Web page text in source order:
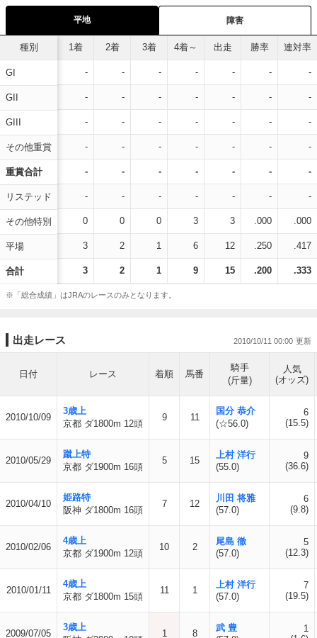
平地 障害
種別
GI
GII
GIII
その他重賞
重賞合計
リステッド
その他特別
平場
合計
1着 2着 3着 4着～ 出走 勝率 連対率
- - - - - - -
- - - - - - -
- - - - - - -
- - - - - - -
- - - - - - -
- - - - - - -
0 0 0 3 3 .000 .000
3 2 1 6 12 .250 .417
3 2 1 9 15 .200 .333
※「総合成績」はJRAのレースのみとなります。
出走レース 2010/10/11 00:00
日付 レース 着順 馬番
騎手
(斤量)
人気
(オッズ)
2010/10/09
3歳上
京都 ダ1800m 12頭
9 11
国分 恭介
(☆56.0)
6
(15.5)
2010/05/29
蹴上特
京都 ダ1900m 16頭
5 15
上村 洋行
(55.0)
9
(36.6)
2010/04/10
姫路特
阪神 ダ1800m 16頭
7 12
川田 将雅
(57.0)
6
(9.8)
2010/02/06
4歳上
京都 ダ1900m 12頭
10 2
尾島 徹
(57.0)
5
(12.3)
2010/01/11
4歳上
京都 ダ1800m 15頭
11 1
上村 洋行
(57.0)
7
(19.5)
2009/07/05
3歳上
1 8
武 豊
1